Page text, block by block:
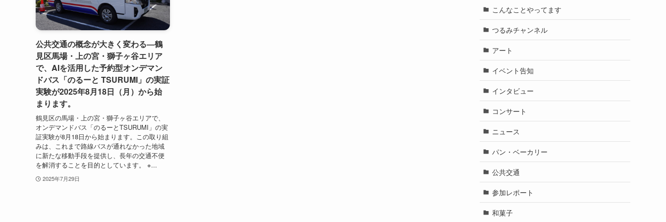
公共交通の概念が大きく変わる―鶴
見区馬場・上の宮・獅子ヶ谷エリア
で、AIを活用した予約型オンデマン
ドバス「のるーと TSURUMI」の実証
実験が2025年8月18日（月）から始
まります。
鶴見区の馬場・上の宮・獅子ヶ谷エリアで、
オンデマンドバス「のるーとTSURUMI」の実
証実験が8月18日から始まります。この取り組
みは、これまで路線バスが通れなかった地域
に新たな移動手段を提供し、長年の交通不便
を解消することを目的としています。 ※...
2025年7月29日
こんなことやってます
つるみチャンネル
アート
イベント告知
インタビュー
コンサート
ニュース
パン・ベーカリー
公共交通
参加レポート
和菓子